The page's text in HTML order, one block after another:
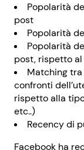
Popolarità
post
Popolarità
Popolarità
post, rispetto al
Matching
confronti
rispetto alla
etc..)
Recency di
Facebook ha